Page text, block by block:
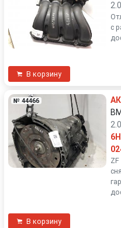
с
В корзину
№ 44466
В корзину